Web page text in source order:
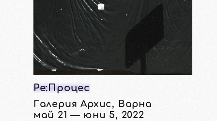
Ре:Процес
Галерия Архис, Варна
май 21 — юни 5, 2022